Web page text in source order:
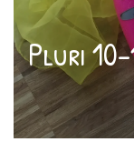
Pluri